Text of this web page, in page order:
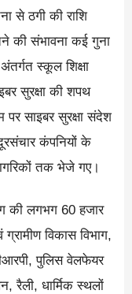
से ठगी की राशि
की संभावना कई गुना
स्कूल शिक्षा
सुरक्षा की शपथ
साइबर सुरक्षा संदेश
कंपनियों के
तक भेजे गए।
की लगभग 60 हजार
विकास विभाग,
पुलिस वेलफेयर
रैली, धार्मिक स्थलों